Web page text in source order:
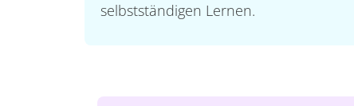
selbstständigen Lernen.